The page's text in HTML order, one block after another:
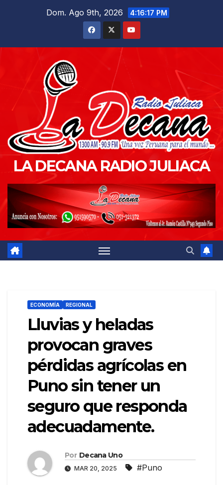
Dom. Ago 9th, 2026 4:16:18 PM
LA DECANA RADIO JULIACA
ECONOMÍA REGIONAL
Lluvias y heladas
provocan graves
pérdidas agrícolas en
Puno sin tener un
seguro que responda
adecuadamente.
Por Decana Uno
MAR 20, 2025 #Puno